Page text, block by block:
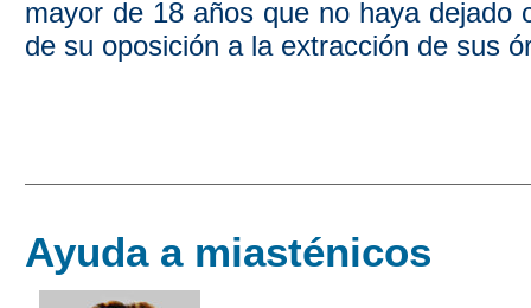
mayor de 18 años que no haya dejado
de su oposición a la extracción de sus
Ayuda a miasténicos